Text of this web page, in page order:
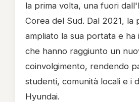
la prima volta, una fuori
Corea del Sud. Dal 2021, la
ampliato la sua portata e ha
che hanno raggiunto un
coinvolgimento, rendendo
studenti, comunità locali e i
Hyundai.